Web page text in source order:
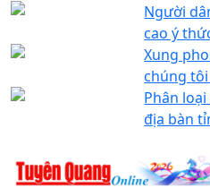
Người
cao ý
Xung
chúng
Phân
địa bàn